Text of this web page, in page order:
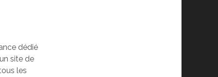
dédié
site de
les